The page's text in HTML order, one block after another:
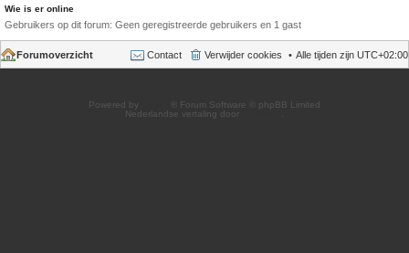
Wie is er online
Gebruikers op dit forum: Geen geregistreerde gebruikers en 1 gast
Forumoverzicht Alle tijden zijn UTC+02:00
Verwijder cookies
Contact
Powered by
® Forum Software © phpBB Limited
Nederlandse vertaling door
.